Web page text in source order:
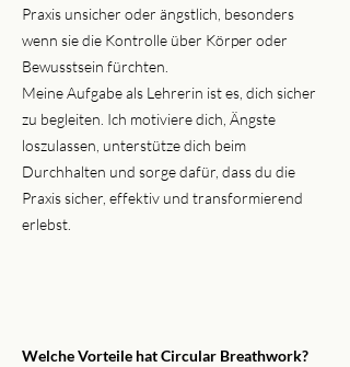
Praxis unsicher oder ängstlich, besonders
wenn sie die Kontrolle über Körper oder
Bewusstsein fürchten.
Meine Aufgabe als Lehrerin ist es, dich sicher
zu begleiten. Ich motiviere dich, Ängste
loszulassen, unterstütze dich beim
Durchhalten und sorge dafür, dass du die
Praxis sicher, effektiv und transformierend
erlebst.
Welche Vorteile hat Circular Breathwork?